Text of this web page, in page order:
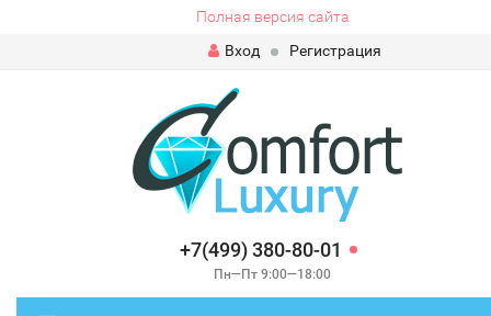
Полная версия сайта
Вход
Регистрация
+7(499) 380-80-01
Пн—Пт 9:00—18:00